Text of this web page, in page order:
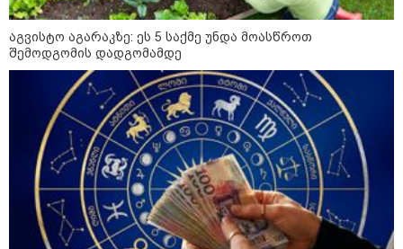
რა არის ცნობილი,
საქართველოში დაფუძნებულ
კრიპტოკომპანიაზე, რომელიც
აშშ-ს სახაზინო დეპარტამენტმა
დაასანქცირა
აზერბაიჯანის რკინიგზა ბაქო-
თბილისი-ბაქოს საერთაშორისო
მარშრუტზე ბილეთების გაყიდვის
პერიოდს ახანგრძლივებს
აგვისტო აგარაკზე: ეს 5 საქმე უნდა მოასწროთ
შემოდგომის დადგომამდე